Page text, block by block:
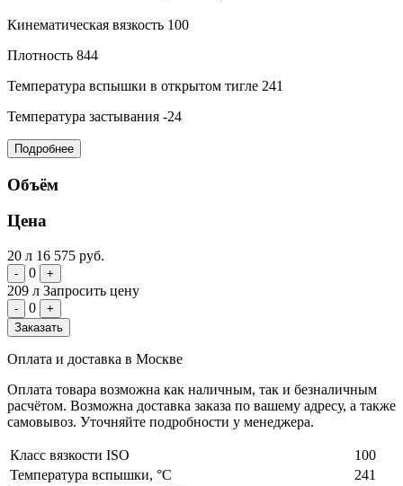
Кинематическая вязкость 100
Плотность 844
Температура вспышки в открытом тигле 241
Температура застывания -24
Подробнее
Объём
Цена
20 л 16 575 руб.
- 0 +
209 л Запросить цену
- 0
+
Заказать
Оплата и доставка в Москве
Оплата товара возможна как наличным, так и безналичным
расчётом. Возможна доставка заказа по вашему адресу, а также
самовывоз. Уточняйте подробности у менеджера.
Класс вязкости ISO
100
Температура вспышки, °C
241